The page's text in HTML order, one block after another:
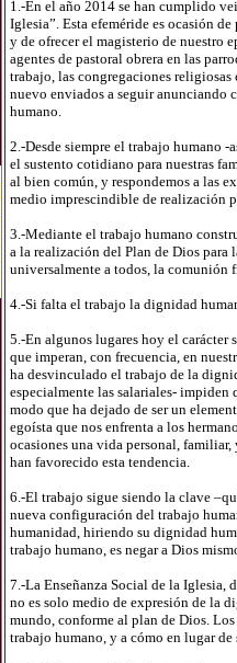
1.-En el año 2014 se han cumplido
Iglesia”. Esta efeméride es ocasión
y de ofrecer el magisterio de nuestro
agentes de pastoral obrera en las
trabajo, las congregaciones
nuevo enviados a seguir anunciando
humano.
2.-Desde siempre el trabajo humano -
el sustento cotidiano para nuestras
al bien común, y respondemos a las
medio imprescindible de realización
3.-Mediante el trabajo humano
a la realización del Plan de Dios
universalmente a todos, la comunión
4.-Si falta el trabajo la dignidad
5.-En algunos lugares hoy el carácter
que imperan, con frecuencia, en
ha desvinculado el trabajo de la
especialmente las salariales-
modo que ha dejado de ser un
egoísta que nos enfrenta a los
ocasiones una vida personal,
han favorecido esta tendencia.
6.-El trabajo sigue siendo la clave
nueva configuración del trabajo
humanidad, hiriendo su dignidad
trabajo humano, es negar a Dios
7.-La Enseñanza Social de la Iglesia,
no es solo medio de expresión de la
mundo, conforme al plan de Dios.
trabajo humano, y a cómo en lugar